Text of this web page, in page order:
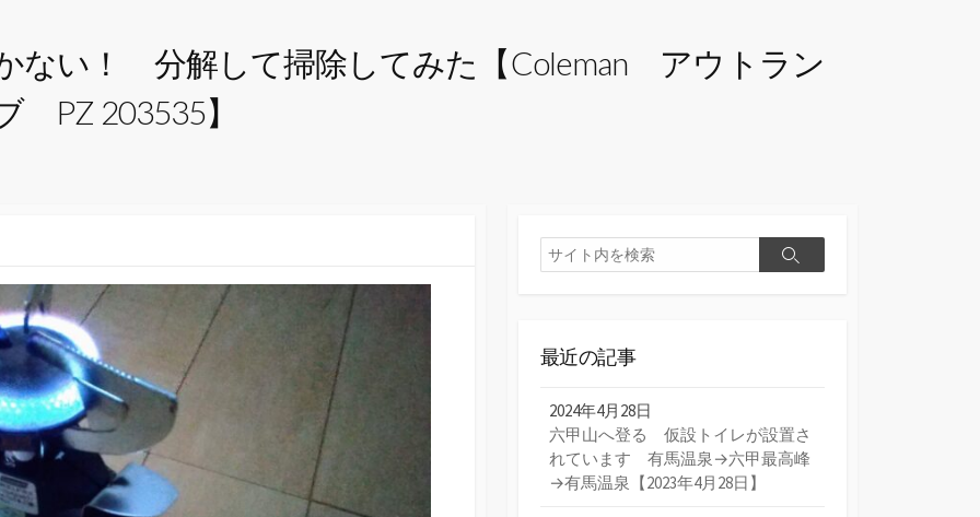
ない！ 分解して掃除してみた【Coleman アウトラン
PZ 203535】
検
索
検
最近の記事
2024年4月28日
六甲山へ登る 仮設トイレが設置さ
れています 有馬温泉→六甲最高峰
→有馬温泉【2023年4月28日】